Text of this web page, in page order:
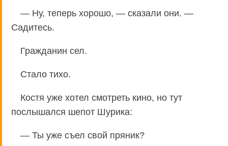
— Ну, теперь хорошо, — сказали они. —
Садитесь.
Гражданин сел.
Стало тихо.
Костя уже хотел смотреть кино, но тут
послышался шепот Шурика:
— Ты уже съел свой пряник?